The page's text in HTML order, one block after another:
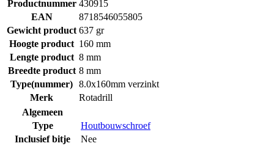
Productnummer 430915
EAN
8718546055805
Gewicht product 637 gr
Hoogte product 160 mm
Lengte product 8 mm
Breedte product 8 mm
Type(nummer) 8.0x160mm verzinkt
Merk
Rotadrill
Algemeen
Type
Houtbouwschroef
Inclusief bitje
Nee